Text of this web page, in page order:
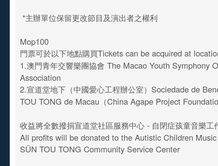
*主辦單位保留更改節目及演出者之權利
Mop100
門票可於以下地點購買Tickets can be acquired at
1.澳門青年交響樂團協會 The Macao Youth Symphony
Association
2.宣道堂地下（中國愛心工程辦公室）Sociedade de
TOU TONG de Macau（China Agape Project
收益將全數撥捐宣道堂社區服務中心 - 自閉症孩童音樂
All profits will be donated to the Autistic Children
SÜN TOU TONG Community Service Center